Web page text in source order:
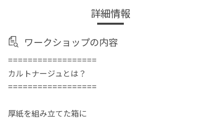
詳細情報
ワークショップの内容
==================
カルトナージュとは？
==================
厚紙を組み立てた箱に